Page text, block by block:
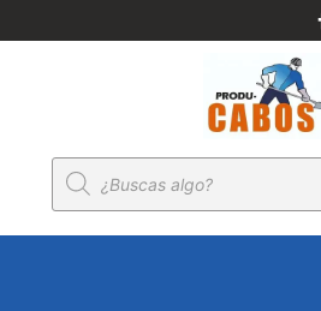
Búsqueda
de
productos